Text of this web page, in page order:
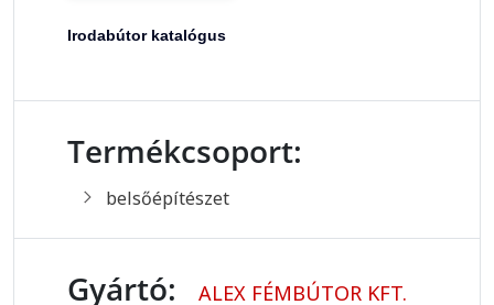
Irodabútor katalógus
Termékcsoport:
belsőépítészet
Gyártó: ALEX FÉMBÚTOR KFT.